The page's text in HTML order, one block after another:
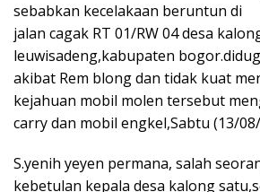
sebabkan kecelakaan beruntun di
jalan cagak RT 01/RW 04 desa
leuwisadeng,kabupaten
akibat Rem blong dan tidak kuat
kejahuan mobil molen tersebut
carry dan mobil engkel,Sabtu (13/
S.yenih yeyen permana, salah
kebetulan kepala desa kalong